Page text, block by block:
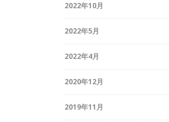
2022年10月
2022年5月
2022年4月
2020年12月
2019年11月